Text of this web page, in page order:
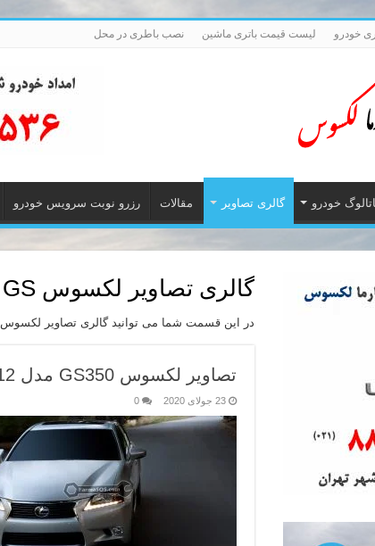
خودرو لیست قیمت باتری ماشین نصب باطری در محل
خودرو گالری تصاویر مقالات رزرو نوبت سرویس خودرو
گالری تصاویر لکسوس GS
در این قسمت شما می توانید گالری تصاویر لکسوس GS را مشاهده نمایید.
تصاویر لکسوس GS350 مدل 2012 تا 2013
23 جولای 2020 0